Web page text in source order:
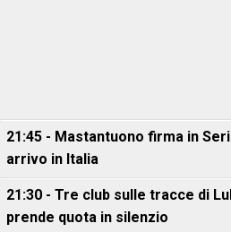
21:45 - Mastantuono firma in
arrivo in Italia
21:30 - Tre club sulle tracce di
prende quota in silenzio